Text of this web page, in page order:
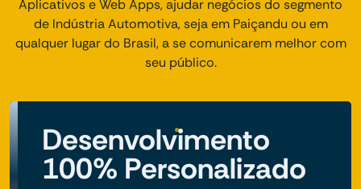
Aplicativos e Web Apps, ajudar negócios do segmento
de Indústria Automotiva, seja em Paiçandu ou em
qualquer lugar do Brasil, a se comunicarem melhor com
seu público.
Desenvolvimento
100% Personalizado